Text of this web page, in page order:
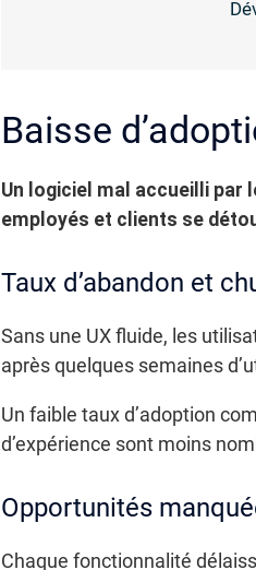
Baisse
Un logiciel mal accueilli par
employés et clients se
Taux d’abandon et
Sans une UX fluide, les
après quelques semaines
Un faible taux d’adoption
d’expérience sont moins
Opportunités
Chaque fonctionnalité